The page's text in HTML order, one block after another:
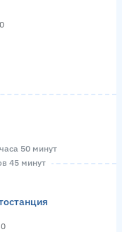
50 минут
45 минут